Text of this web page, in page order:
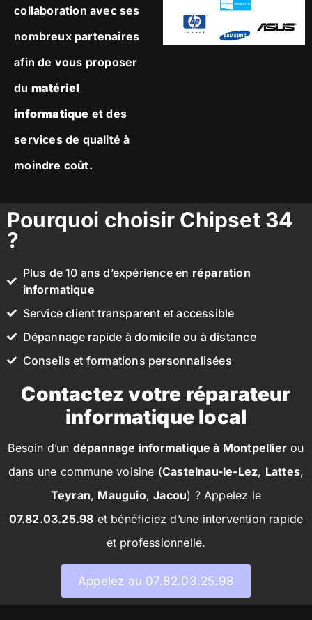
collaboration avec ses
nombreux partenaires
afin de vous proposer
du matériel
informatique et des
services de qualité à
moindre coût.
Pourquoi choisir Chipset 34
?
Plus de 10 ans d’expérience en réparation
informatique
Service client transparent et accessible
Dépannage rapide à domicile ou à distance
Conseils et formations personnalisées
Contactez votre réparateur
informatique local
Besoin d’un dépannage informatique à Montpellier ou
dans une commune voisine (Castelnau-le-Lez, Lattes,
Teyran, Mauguio,Jacou) ? Appelez le
07.82.03.25.98 et bénéficiez d’une intervention rapide
et professionnelle.
Appelez au 07.82.03.25.98